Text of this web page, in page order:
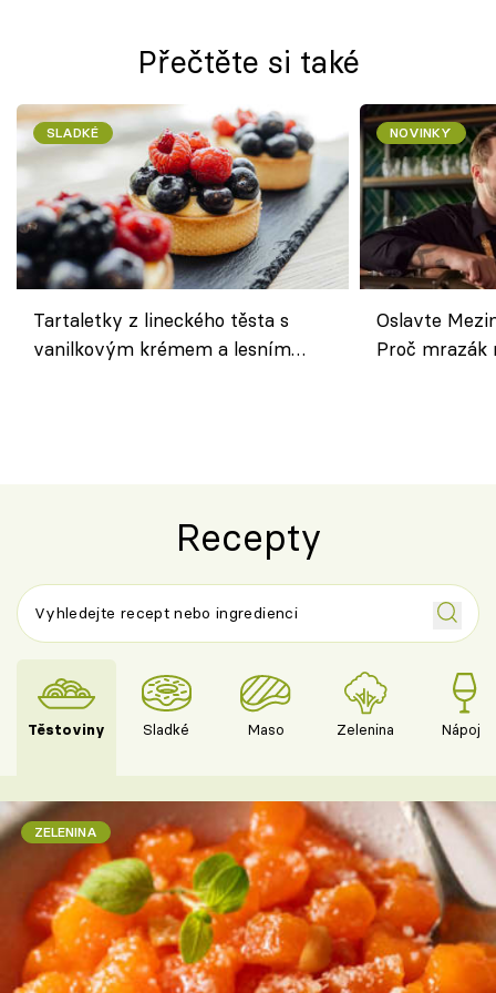
Přečtěte si také
SLADKÉ
Tartaletky z lineckého těsta s
vanilkovým krémem a lesním
NOVINKY
Oslavte
Proč
Recepty
Těstoviny Sladké Maso Zelenina Nápoje
ZELENINA